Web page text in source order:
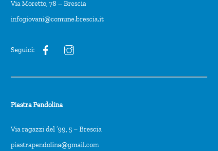
Via Moretto, 78 – Brescia
infogiovani@comune.brescia.it
Seguici:
Piastra Pendolina
Via ragazzi del ’99, 5 – Brescia
piastrapendolina@gmail.com